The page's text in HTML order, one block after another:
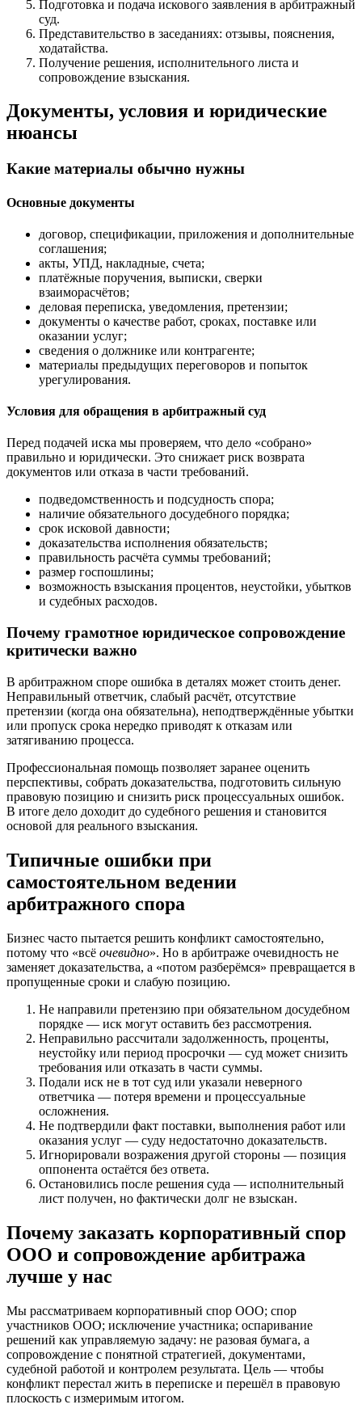
Подготовка и подача искового заявления в арбитражный
суд.
Представительство в заседаниях: отзывы, пояснения,
ходатайства.
Получение решения, исполнительного листа и
сопровождение взыскания.
Документы, условия и юридические
нюансы
Какие материалы обычно нужны
Основные документы
договор, спецификации, приложения и дополнительные
соглашения;
акты, УПД, накладные, счета;
платёжные поручения, выписки, сверки
взаиморасчётов;
деловая переписка, уведомления, претензии;
документы о качестве работ, сроках, поставке или
оказании услуг;
сведения о должнике или контрагенте;
материалы предыдущих переговоров и попыток
урегулирования.
Условия для обращения в арбитражный суд
Перед подачей иска мы проверяем, что дело «собрано»
правильно и юридически. Это снижает риск возврата
документов или отказа в части требований.
подведомственность и подсудность спора;
наличие обязательного досудебного порядка;
срок исковой давности;
доказательства исполнения обязательств;
правильность расчёта суммы требований;
размер госпошлины;
возможность взыскания процентов, неустойки, убытков
и судебных расходов.
Почему грамотное юридическое сопровождение
критически важно
В арбитражном споре ошибка в деталях может стоить денег.
Неправильный ответчик, слабый расчёт, отсутствие
претензии (когда она обязательна), неподтверждённые убытки
или пропуск срока нередко приводят к отказам или
затягиванию процесса.
Профессиональная помощь позволяет заранее оценить
перспективы, собрать доказательства, подготовить сильную
правовую позицию и снизить риск процессуальных ошибок.
В итоге дело доходит до судебного решения и становится
основой для реального взыскания.
Типичные ошибки при
самостоятельном ведении
арбитражного спора
Бизнес часто пытается решить конфликт самостоятельно,
потому что «всё очевидно». Но в арбитраже очевидность не
заменяет доказательства, а «потом разберёмся» превращается в
пропущенные сроки и слабую позицию.
Не направили претензию при обязательном досудебном
порядке — иск могут оставить без рассмотрения.
Неправильно рассчитали задолженность, проценты,
неустойку или период просрочки — суд может снизить
требования или отказать в части суммы.
Подали иск не в тот суд или указали неверного
ответчика — потеря времени и процессуальные
осложнения.
Не подтвердили факт поставки, выполнения работ или
оказания услуг — суду недостаточно доказательств.
Игнорировали возражения другой стороны — позиция
оппонента остаётся без ответа.
Остановились после решения суда — исполнительный
лист получен, но фактически долг не взыскан.
Почему заказать корпоративный спор
ООО и сопровождение арбитража
лучше у нас
Мы рассматриваем корпоративный спор ООО; спор
участников ООО; исключение участника; оспаривание
решений как управляемую задачу: не разовая бумага, а
сопровождение с понятной стратегией, документами,
судебной работой и контролем результата. Цель — чтобы
конфликт перестал жить в переписке и перешёл в правовую
плоскость с измеримым итогом.